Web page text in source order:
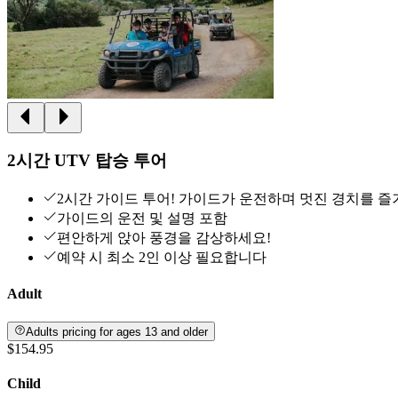
2시간 UTV 탑승 투어
2시간 가이드 투어! 가이드가 운전하며 멋진 경치를 즐
가이드의 운전 및 설명 포함
편안하게 앉아 풍경을 감상하세요!
예약 시 최소 2인 이상 필요합니다
Adult
Adults pricing for ages 13 and older
$154.95
Child